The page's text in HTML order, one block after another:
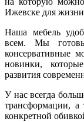
Ижевске для
Наша мебель
всем. Мы
консервативные
новинки,
развития
У нас всегда
трансформации, а
конкретной